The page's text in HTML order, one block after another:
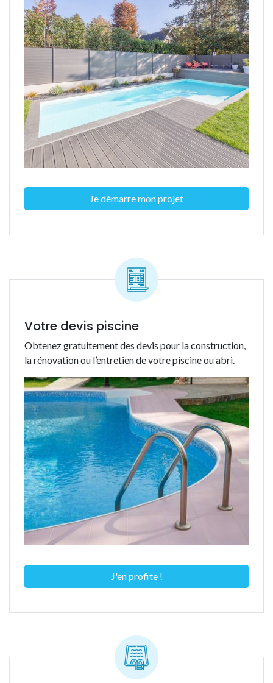
Je démarre mon projet
Votre devis piscine
Obtenez gratuitement des devis pour la construction,
la rénovation ou l’entretien de votre piscine ou abri.
J'en profite !